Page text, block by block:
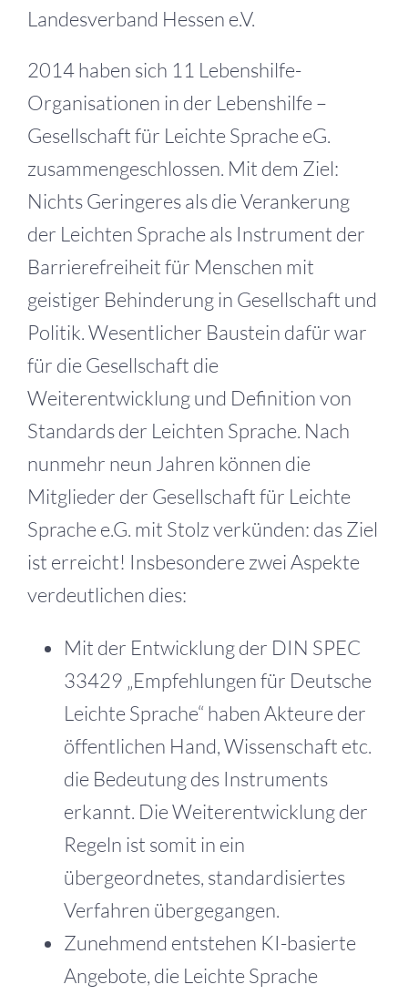
Landesverband Hessen e.V.
2014 haben sich 11 Lebenshilfe-
Organisationen in der Lebenshilfe –
Gesellschaft für Leichte Sprache eG.
zusammengeschlossen. Mit dem Ziel:
Nichts Geringeres als die Verankerung
der Leichten Sprache als Instrument der
Barrierefreiheit für Menschen mit
geistiger Behinderung in Gesellschaft und
Politik. Wesentlicher Baustein dafür war
für die Gesellschaft die
Weiterentwicklung und Definition von
Standards der Leichten Sprache. Nach
nunmehr neun Jahren können die
Mitglieder der Gesellschaft für Leichte
Sprache e.G. mit Stolz verkünden: das Ziel
ist erreicht! Insbesondere zwei Aspekte
verdeutlichen dies:
Mit der Entwicklung der DIN SPEC
33429 „Empfehlungen für Deutsche
Leichte Sprache“ haben Akteure der
öffentlichen Hand, Wissenschaft etc.
die Bedeutung des Instruments
erkannt. Die Weiterentwicklung der
Regeln ist somit in ein
übergeordnetes, standardisiertes
Verfahren übergegangen.
Zunehmend entstehen KI-basierte
Angebote, die Leichte Sprache